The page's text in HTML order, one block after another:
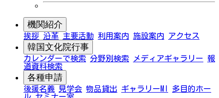
機関紹介
挨拶 沿革 主要活動 利用案内 施設案内 アクセス
韓国文化院行事
カレンダーで検索 分野別検索 メディアギャラリー 報
道資料検索
各種申請
後援名義 見学会 物品貸出 ギャラリーMI
多目的ホー